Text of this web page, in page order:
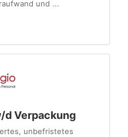
und ...
d Verpackung
unbefristetes